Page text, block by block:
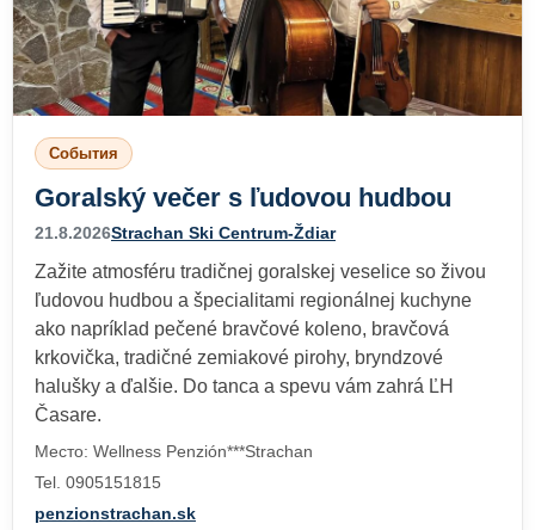
События
Goralský večer s ľudovou hudbou
21.8.2026Strachan Ski Centrum-Ždiar
Zažite atmosféru tradičnej goralskej veselice so živou
ľudovou hudbou a špecialitami regionálnej kuchyne
ako napríklad pečené bravčové koleno, bravčová
krkovička, tradičné zemiakové pirohy, bryndzové
halušky a ďalšie. Do tanca a spevu vám zahrá ĽH
Časare.
Место: Wellness Penzión***Strachan
Tel. 0905151815
penzionstrachan.sk